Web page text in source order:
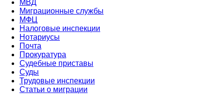
МВД
Миграционные службы
МФЦ
Налоговые инспекции
Нотариусы
Почта
Прокуратура
Судебные приставы
Суды
Трудовые инспекции
Статьи о миграции